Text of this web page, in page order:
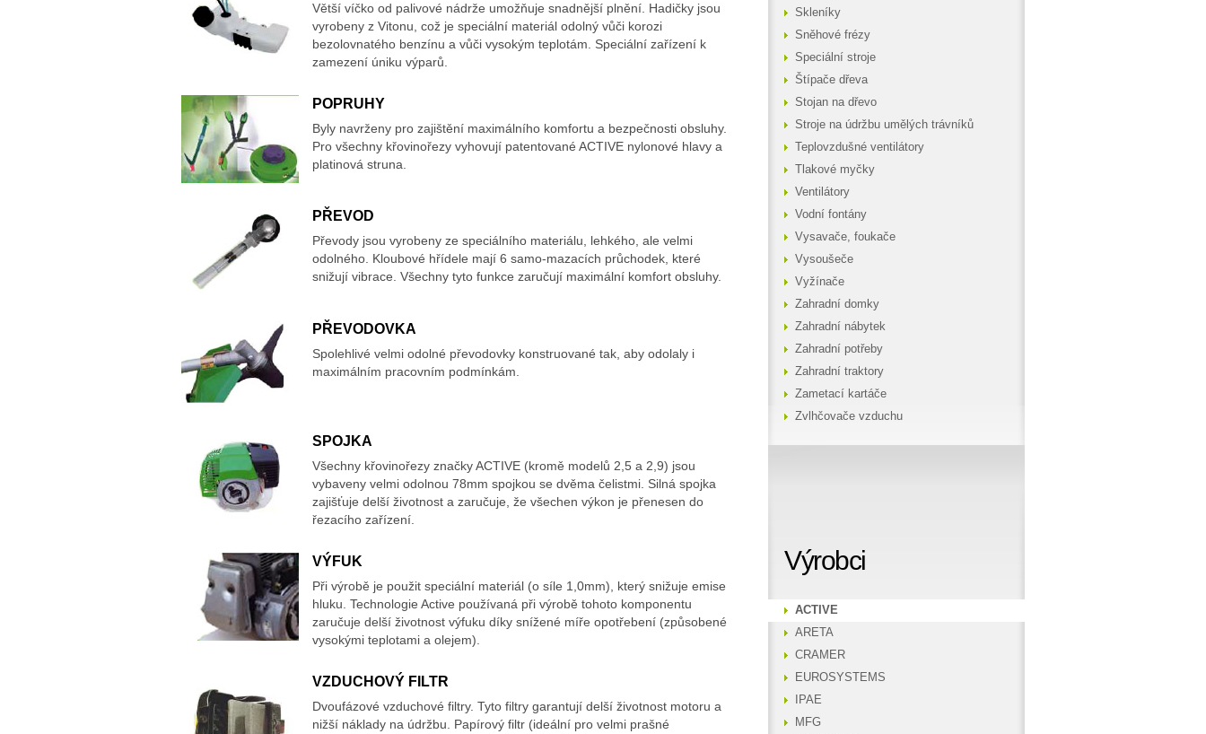
Větší víčko od palivové nádrže umožňuje snadnější plnění. Hadičky jsou
vyrobeny z Vitonu, což je speciální materiál odolný vůči korozi
bezolovnatého benzínu a vůči vysokým teplotám. Speciální zařízení k
zamezení úniku výparů.
POPRUHY
Byly navrženy pro zajištění maximálního komfortu a bezpečnosti obsluhy.
Pro všechny křovinořezy vyhovují patentované ACTIVE nylonové hlavy a
platinová struna.
PŘEVOD
Převody jsou vyrobeny ze speciálního materiálu, lehkého, ale velmi
odolného. Kloubové hřídele mají 6 samo-mazacích průchodek, které
snižují vibrace. Všechny tyto funkce zaručují maximální komfort obsluhy.
PŘEVODOVKA
Spolehlivé velmi odolné převodovky konstruované tak, aby odolaly i
maximálním pracovním podmínkám.
SPOJKA
Všechny křovinořezy značky ACTIVE (kromě modelů 2,5 a 2,9) jsou
vybaveny velmi odolnou 78mm spojkou se dvěma čelistmi. Silná spojka
zajišťuje delší životnost a zaručuje, že všechen výkon je přenesen do
řezacího zařízení.
VÝFUK
Při výrobě je použit speciální materiál (o síle 1,0mm), který snižuje emise
hluku. Technologie Active používaná při výrobě tohoto komponentu
zaručuje delší životnost výfuku díky snížené míře opotřebení (způsobené
vysokými teplotami a olejem).
VZDUCHOVÝ FILTR
Dvoufázové vzduchové filtry. Tyto filtry garantují delší životnost motoru a
nižší náklady na údržbu. Papírový filtr (ideální pro velmi prašné
Skleníky
Sněhové frézy
Speciální stroje
Štípače dřeva
Stojan na dřevo
Stroje na údržbu umělých trávníků
Teplovzdušné ventilátory
Tlakové myčky
Ventilátory
Vodní fontány
Vysavače, foukače
Vysoušeče
Vyžínače
Zahradní domky
Zahradní nábytek
Zahradní potřeby
Zahradní traktory
Zametací kartáče
Zvlhčovače vzduchu
Výrobci
ACTIVE
ARETA
CRAMER
EUROSYSTEMS
IPAE
MFG